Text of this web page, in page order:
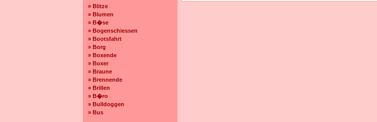
» Blitze
» Blumen
» B�se
» Bogenschiessen
» Bootsfahrt
» Borg
» Boxende
» Boxer
» Braune
» Brennende
» Brillen
» B�ro
» Bulldoggen
» Bus